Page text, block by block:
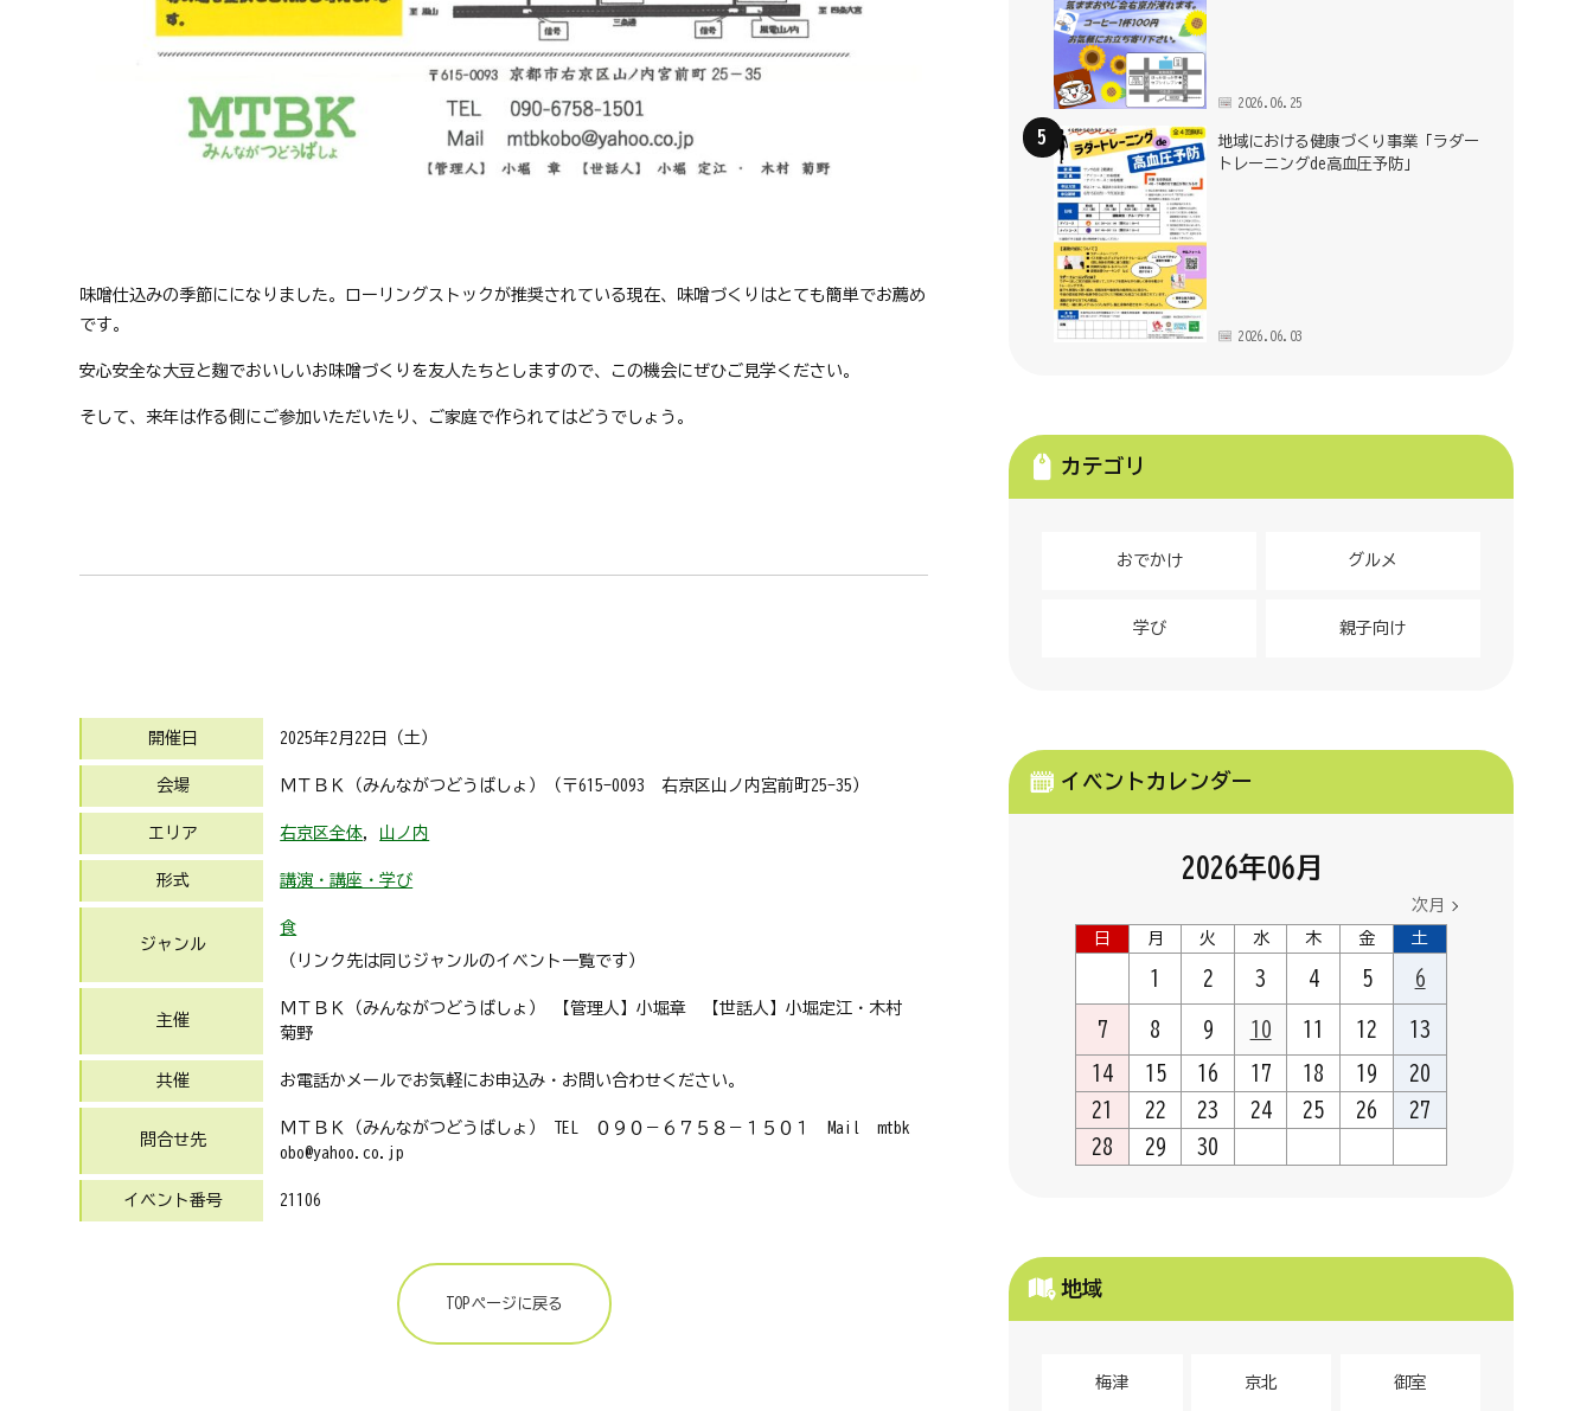
味噌仕込みの季節にになりました。ローリングストックが推奨されている現在、味噌づくりはとても簡単でお薦め
です。
安心安全な大豆と麹でおいしいお味噌づくりを友人たちとしますので、この機会にぜひご見学ください。
そして、来年は作る側にご参加いただいたり、ご家庭で作られてはどうでしょう。
開催日 2025年2月22日（土）
会場 ＭＴＢＫ（みんながつどうばしょ）（〒615-0093 右京区山ノ内宮前町25-35）
エリア 右京区全体, 山ノ内
形式 講演・講座・学び
ジャンル
食
（リンク先は同じジャンルのイベント一覧です）
主催
ＭＴＢＫ（みんながつどうばしょ） 【管理人】小堀章 【世話人】小堀定江・木村
菊野
共催 お電話かメールでお気軽にお申込み・お問い合わせください。
問合せ先
ＭＴＢＫ（みんながつどうばしょ） TEL ０９０－６７５８－１５０１ Mail mtbk
obo@yahoo.co.jp
イベント番号 21106
TOPページに戻る
2026.06.25
地域における健康づくり事業「ラダー
トレーニングde高血圧予防」
2026.06.03
カテゴリ
おでかけ グルメ
学び 親子向け
イベントカレンダー
2026年06月
次月
日
月 火 水 木 金 土
1 2 3 4 5 6
7 8 9 10 11 12 13
14 15 16 17 18 19
20
21
22 23 24 25 26
27
28
29 30
地域
梅津 京北 御室